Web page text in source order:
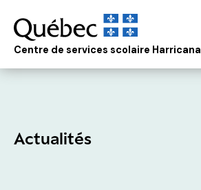
Centre de services scolaire Harricana
Actualités